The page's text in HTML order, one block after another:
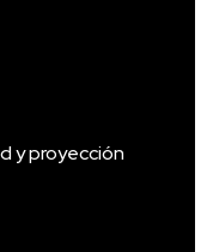
y proyección